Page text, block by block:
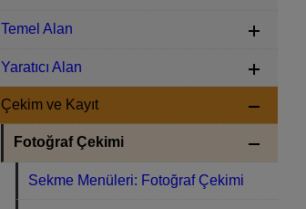
Temel Alan
Yaratıcı Alan
Çekim ve Kayıt
Fotoğraf Çekimi
Sekme Menüleri: Fotoğraf Çekimi